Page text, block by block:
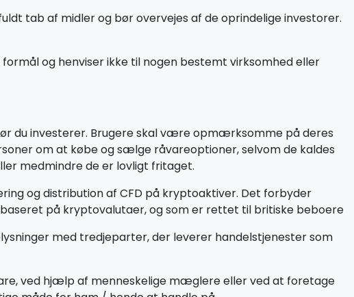
tab af midler og bør overvejes af de oprindelige investorer.
og henviser ikke til nogen bestemt virksomhed eller
du investerer. Brugere skal være opmærksomme på deres
om at købe og sælge råvareoptioner, selvom de kaldes
medmindre de er lovligt fritaget.
og distribution af CFD på kryptoaktiver. Det forbyder
på kryptovalutaer, og som er rettet til britiske beboere
med tredjeparter, der leverer handelstjenester som
ved hjælp af menneskelige mæglere eller ved at foretage